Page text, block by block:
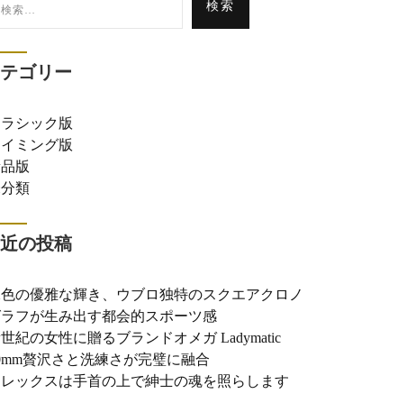
:
ゴリー
シック版
ミング版
版
類
の投稿
の優雅な輝き、ウブロ独特のスクエアクロノ
フが生み出す都会的スポーツ感
紀の女性に贈るブランドオメガ Ladymatic
贅沢さと洗練さが完璧に融合
レックスは手首の上で紳士の魂を照らします